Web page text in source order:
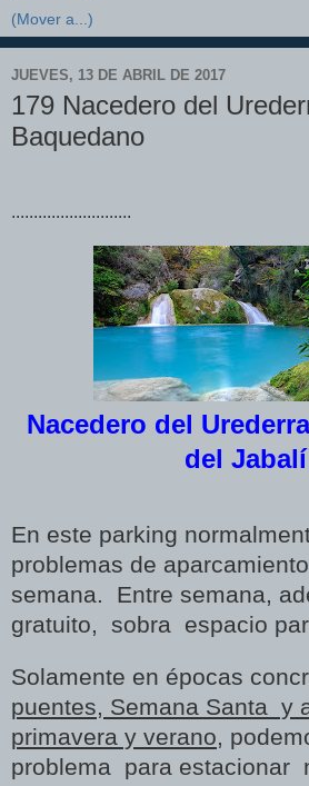
JUEVES, 13 DE ABRIL DE 2017
179 Nacedero del
Baquedano
...........................
Nacedero del
del Jabalí
En este parking
problemas de
semana. Entre semana,
gratuito, sobra espacio
Solamente en épocas
puentes, Semana Santa y
primavera y verano,
problema para estacionar